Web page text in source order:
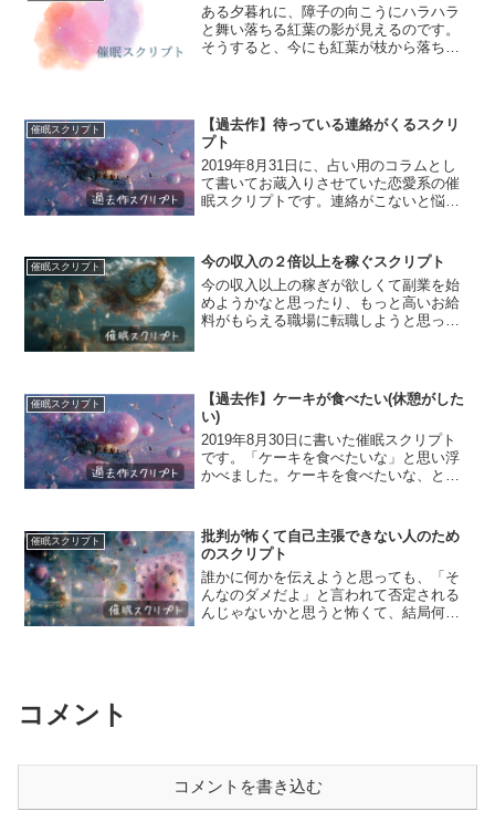
ある夕暮れに、障子の向こうにハラハラ
と舞い落ちる紅葉の影が見えるのです。
そうすると、今にも紅葉が枝から落ちる
ないけれど、障子の向こう...
催眠スクリプト
【過去作】待っている連絡がくるスクリ
プト
2019年8月31日に、占い用のコラムとし
て書いてお蔵入りさせていた恋愛系の催
眠スクリプトです。連絡がこないと悩ん
前に、ドアが見えます。あたりは真っ暗
であり、そこだけに...
催眠スクリプト
今の収入の２倍以上を稼ぐスクリプト
今の収入以上の稼ぎが欲しくて副業を始
めようかなと思ったり、もっと高いお給
料がもらえる職場に転職しようと思った
今よりも稼がないと！」と...
催眠スクリプト
【過去作】ケーキが食べたい(休憩がした
い)
2019年8月30日に書いた催眠スクリプト
です。「ケーキを食べたいな」と思い浮
かべました。ケーキを食べたいな、と思
買いに行ったり食べに行ったりする人も
いるでしょう。タル...
催眠スクリプト
批判が怖くて自己主張できない人のため
のスクリプト
誰かに何かを伝えようと思っても、「そ
んなのダメだよ」と言われて否定される
んじゃないかと思うと怖くて、結局何も
コメント
コメントを書き込む